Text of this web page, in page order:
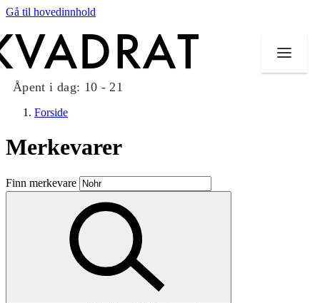
Gå til hovedinnhold
Åpent i dag: 10 - 21
Butikker
Mat og drikke
Taket på Kvadrat
Aktiviteter
Forside
Merkevarer
Finn merkevare